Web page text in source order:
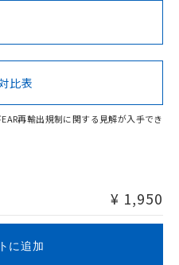
Cd Cr(VI)
能性があります。
規格認証/適合状況ページへ
ページからご検索ください
比表
再輸出規制に関する見解が入手でき
¥ 1,950
に追加